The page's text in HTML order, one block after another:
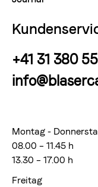
+41 31 380
Montag -
08.00 – 11.45 h
13.30 – 17.00 h
Freitag